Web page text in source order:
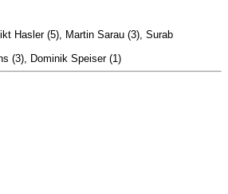
Hasler (5), Martin Sarau (3), Surab
(3), Dominik Speiser (1)